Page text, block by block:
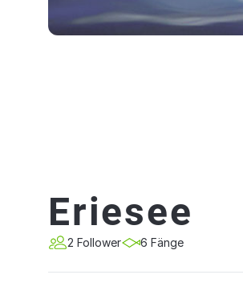
Eriesee
2 Follower 6 Fänge